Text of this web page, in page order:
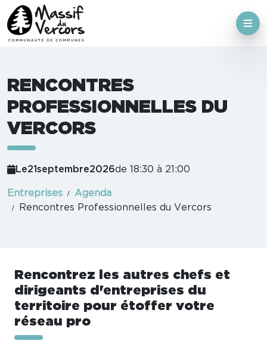
RENCONTRES
PROFESSIONNELLES DU
VERCORS
Le21septembre2026de 18:30 à 21:00
Entreprises
Agenda
Rencontres Professionnelles du Vercors
Rencontrez les autres chefs et
dirigeants d'entreprises du
territoire pour étoffer votre
réseau pro